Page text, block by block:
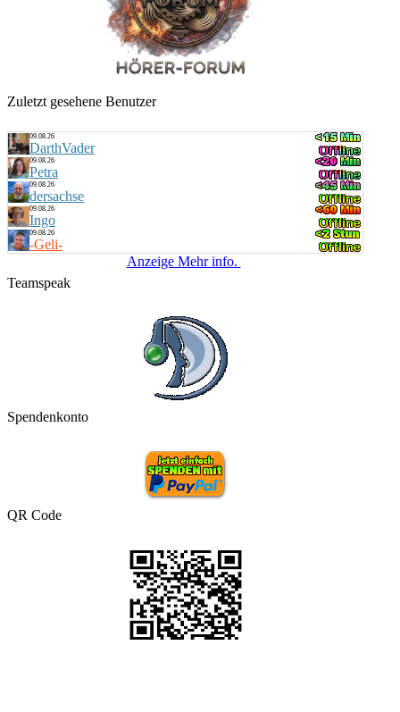
Zuletzt gesehene Benutzer
09.08.26
DarthVader
09.08.26
Petra
09.08.26
dersachse
09.08.26
Ingo
09.08.26
-Geli-
Anzeige Mehr info.
Teamspeak
Spendenkonto
QR Code